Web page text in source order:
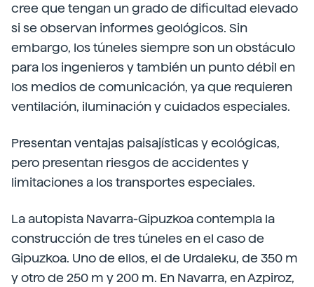
cree que tengan un grado de dificultad elevado
si se observan informes geológicos. Sin
embargo, los túneles siempre son un obstáculo
para los ingenieros y también un punto débil en
los medios de comunicación, ya que requieren
ventilación, iluminación y cuidados especiales.
Presentan ventajas paisajísticas y ecológicas,
pero presentan riesgos de accidentes y
limitaciones a los transportes especiales.
La autopista Navarra-Gipuzkoa contempla la
construcción de tres túneles en el caso de
Gipuzkoa. Uno de ellos, el de Urdaleku, de 350 m
y otro de 250 m y 200 m. En Navarra, en Azpiroz,